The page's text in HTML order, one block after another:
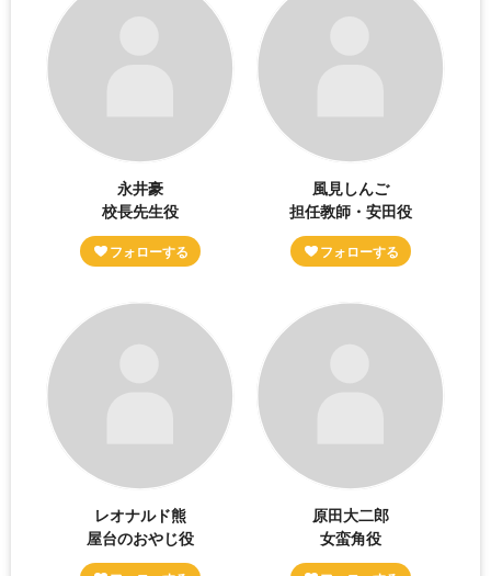
永井豪
校長先生役
風見しんご
担任教師・安田役
レオナルド熊
屋台のおやじ役
原田大二郎
女蛮角役